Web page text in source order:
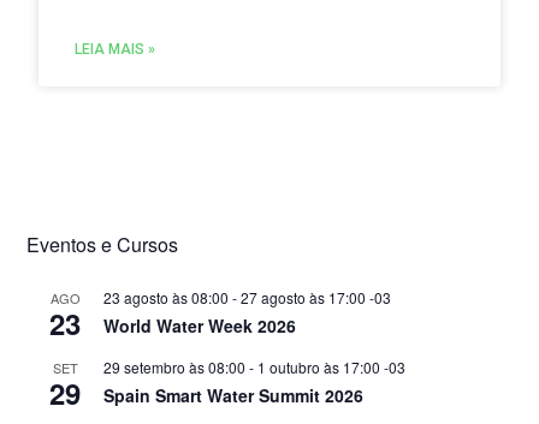
fatores limitadores do crescimento do setor.
LEIA MAIS »
Eventos e Cursos
AGO
23
23 agosto às 08:00 -27 agosto às 17:00 -03
World Water Week 2026
SET
29
29 setembro às 08:00 - 1 outubro às 17:00 -03
Spain Smart Water Summit 2026